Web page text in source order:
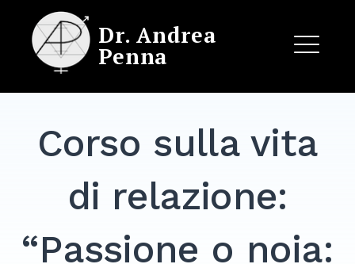
content
Dr. Andrea
Penna
EXPAND
Corso sulla vita
di relazione:
“Passione o noia: